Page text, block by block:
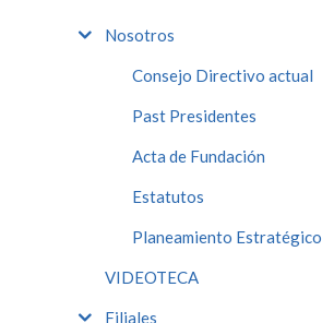
Nosotros
Consejo Directivo actual
Past Presidentes
Acta de Fundación
Estatutos
Planeamiento Estratégico
VIDEOTECA
Filiales